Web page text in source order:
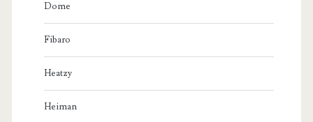
Dome
Fibaro
Heatzy
Heiman